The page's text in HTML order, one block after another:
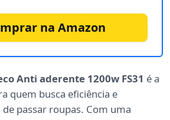
na Amazon
Anti aderente 1200w FS31 é a
quem busca eficiência e
passar roupas. Com uma